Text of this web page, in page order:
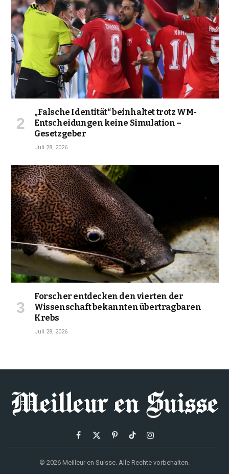
„Falsche Identität“ beinhaltet trotz WM-
Entscheidungen keine Simulation –
Gesetzgeber
Juli 28, 2026
Forscher entdecken den vierten der
Wissenschaft bekannten übertragbaren
Krebs
Juli 28, 2026
Facebook
X
PinterestTikTokInstagram
© 2026 Meilleur en Suisse. Alle Rechte vorbehalten.